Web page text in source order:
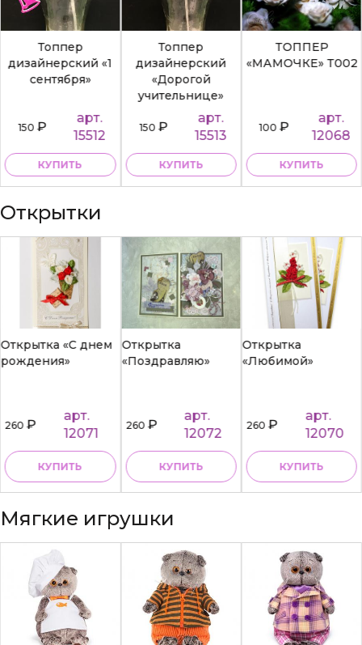
Топпер
дизайнерский «1
сентября»
150₽
арт.
15512
КУПИТЬ
Топпер
дизайнерский
«Дорогой
учительнице»
150₽
арт.
15513
КУПИТЬ
ТОППЕР
«МАМОЧКЕ» Т002
100₽
арт.
12068
КУПИТЬ
Открытки
Открытка «С днем
рождения»
260₽
арт.
12071
КУПИТЬ
Открытка
«Поздравляю»
260₽
арт.
12072
КУПИТЬ
Открытка
«Любимой»
260₽
арт.
12070
КУПИТЬ
Мягкие игрушки